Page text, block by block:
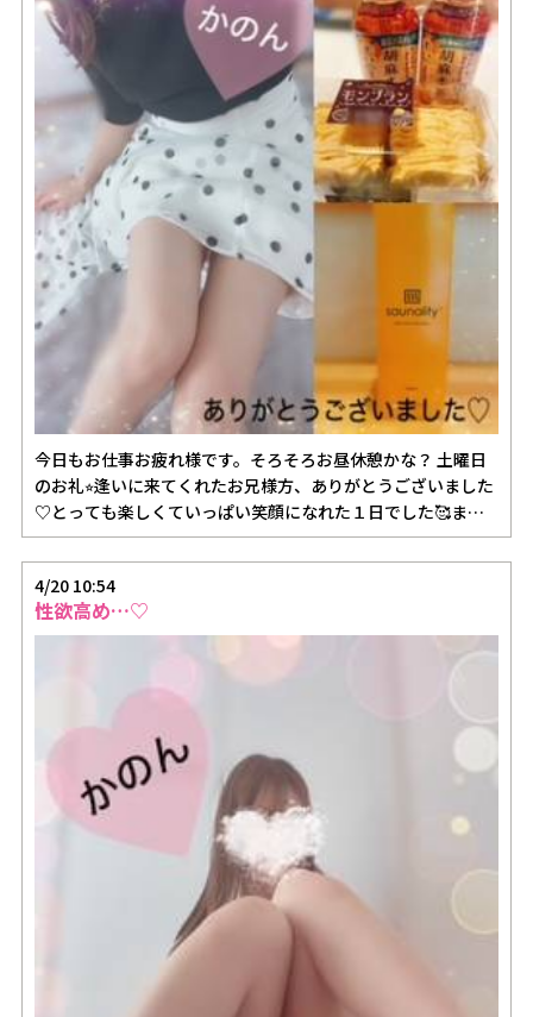
今日もお仕事お疲れ様です。そろそろお昼休憩かな？ 土曜日
のお礼⭐︎逢いに来てくれたお兄様方、ありがとうございました
♡とっても楽しくていっぱい笑顔になれた１日でした🥰また
お逢いでき…
4/20 10:54
性欲高め…♡